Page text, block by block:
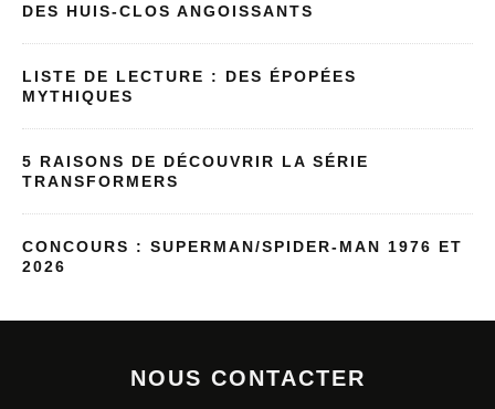
DES HUIS-CLOS ANGOISSANTS
LISTE DE LECTURE : DES ÉPOPÉES
MYTHIQUES
5 RAISONS DE DÉCOUVRIR LA SÉRIE
TRANSFORMERS
CONCOURS : SUPERMAN/SPIDER-MAN 1976 ET
2026
NOUS CONTACTER